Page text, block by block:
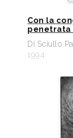
Con la
penetrata
Di Sciullo
1994